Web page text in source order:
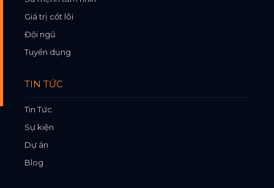
Giá trị cốt lõi
Đội ngũ
Tuyển dụng
TIN TỨC
Tin Tức
Sự kiện
Dự án
Blog